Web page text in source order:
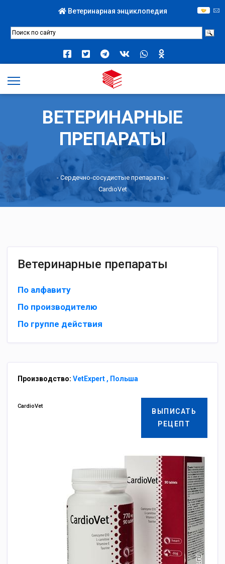
Ветеринарная энциклопедия
ВЕТЕРИНАРНЫЕ
ПРЕПАРАТЫ
-Сердечно-сосудистые препараты-
CardioVet
Ветеринарные препараты
По алфавиту
По производителю
По группе действия
Производство: VetExpert , Польша
ВЫПИСАТЬ
РЕЦЕПТ
CardioVet